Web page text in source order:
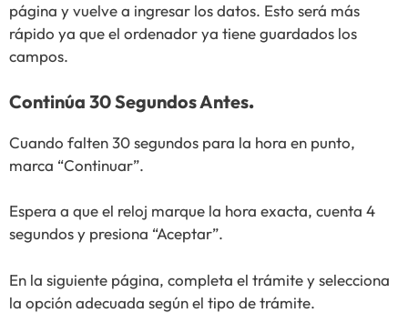
página y vuelve a ingresar los datos. Esto será más
rápido ya que el ordenador ya tiene guardados los
campos.
Continúa 30 Segundos Antes.
Cuando falten 30 segundos para la hora en punto,
marca “Continuar”.
Espera a que el reloj marque la hora exacta, cuenta 4
segundos y presiona “Aceptar”.
En la siguiente página, completa el trámite y selecciona
la opción adecuada según el tipo de trámite.